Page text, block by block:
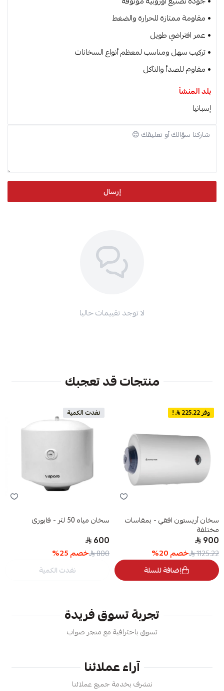
• مقاومة ممتازة للحرارة والضغط
• عمر افتراضي طويل
• تركيب سهل ومناسب لمعظم أنواع السخانات
• مقاوم للصدأ والتآكل
بلد المنشأ
إسبانيا
إرسال
لا توجد تقييمات حاليا
منتجات قد تعجبك
وفر 225.22 !
سخان أريستون افقي - بمقاسات
مختلفة
900
1125.22 خصم20
%
إضافة للسلة
نفدت الكمية
سخان مياه 50 لتر - فابورى
600
800 خصم25
%
نفدت الكمية
تجربة تسوق فريدة
تسوق باحترافية مع متجر صواب
آراء عملائنا
نتشرف بخدمة جميع عملائنا